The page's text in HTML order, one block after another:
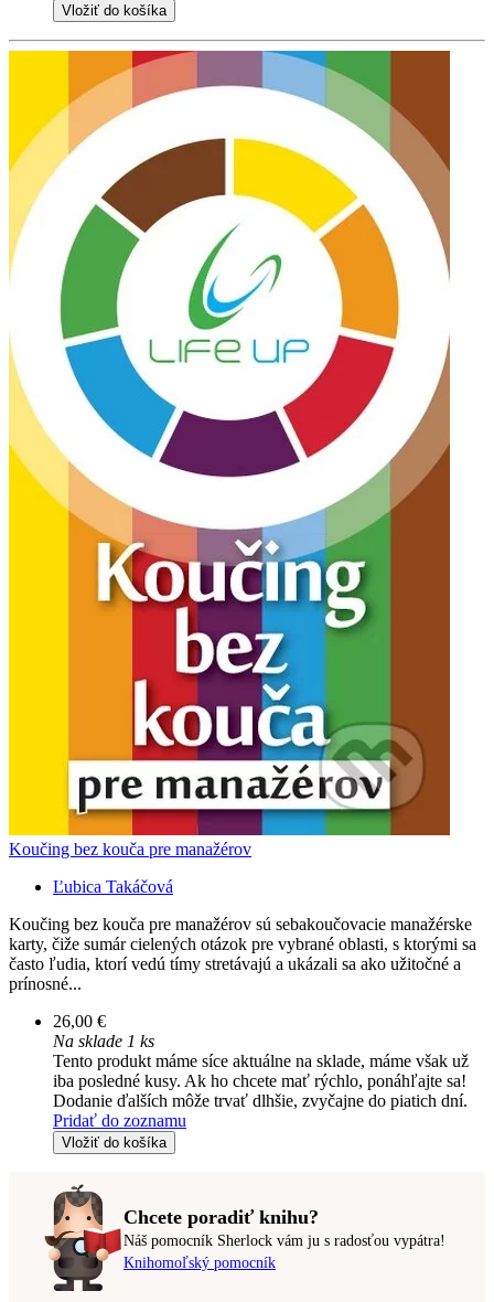
Vložiť do košíka
Koučing bez kouča pre manažérov
Ľubica Takáčová
Koučing bez kouča pre manažérov sú sebakoučovacie manažérske
karty, čiže sumár cielených otázok pre vybrané oblasti, s ktorými sa
často ľudia, ktorí vedú tímy stretávajú a ukázali sa ako užitočné a
prínosné...
26,00 €
Na sklade 1 ks
Tento produkt máme síce aktuálne na sklade, máme však už
iba posledné kusy. Ak ho chcete mať rýchlo, ponáhľajte sa!
Dodanie ďalších môže trvať dlhšie, zvyčajne do piatich dní.
Pridať do zoznamu
Vložiť do košíka
Chcete poradiť knihu?
Náš pomocník Sherlock vám ju s radosťou vypátra!
Knihomoľský pomocník